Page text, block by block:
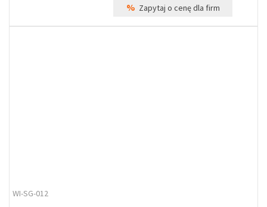
% Zapytaj o cenę dla firm
WI-SG-012